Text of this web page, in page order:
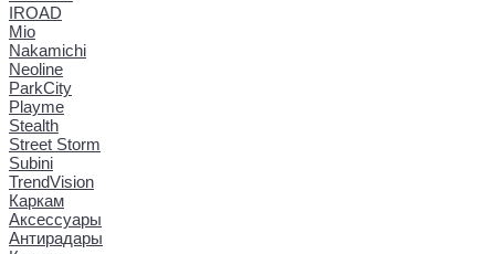
IROAD
Mio
Nakamichi
Neoline
ParkCity
Playme
Stealth
Street Storm
Subini
TrendVision
Каркам
Аксессуары
Антирадары